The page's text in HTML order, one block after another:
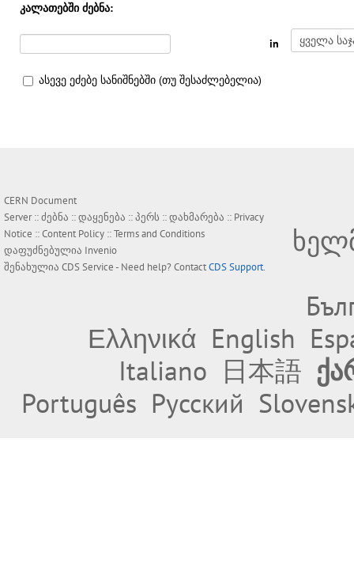
კალათებში ძებნა:
in
ასევე ეძებე სანიშნებში (თუ შესაძლებელია)
CERN Document
Server ::ძებნა ::დაყენება ::პერს ::დახმარება :: Privacy
Notice ::Content Policy ::Terms and Conditions
დაფუძნებულია Invenio
შენახულია CDS Service- Need help? ContactCDS Support.
Ελληνικά English
Italiano 日本語
Português Русский